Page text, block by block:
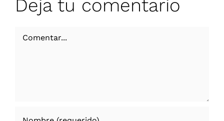
Deja tu comentario